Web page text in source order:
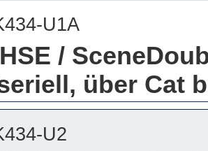
U1A
/
über Cat
U2